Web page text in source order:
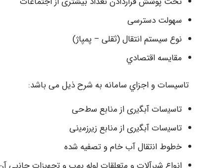
ﺳﻬﻮﻟﺖ دﺳﺘﺮﺳﯽ
ﻧﻮع ﺳﯿﺴﺘﻢ اﻧﺘﻘﺎل (ﺛﻘﻠﯽ – ﭘﻤﭙﺎژ)
ﻣﻘﺎﯾﺴﻪ اﻗﺘﺼﺎدي
ﺗﺎﺳﯿﺴﺎت و اﺟﺰاي ﺳﺎﻣﺎﻧﻪ ﺑﻪ ﺷﺮح ذﯾﻞ ﻣﯽ ﺑﺎﺷﺪ:
ﺗﺎﺳﯾﺳﺎت آﺑﮕﯾری از ﻣﻧﺎﺑﻊ ﺳطﺣﯽ
ﺗﺎﺳﯾﺳﺎت آﺑﮕﯾری از ﻣﻧﺎﺑﻊ زﯾرزﻣﯾﻧﯽ
ﺧطوط اﻧﺗﻘﺎل آب ﺧﺎم و تصفیه ﺷده